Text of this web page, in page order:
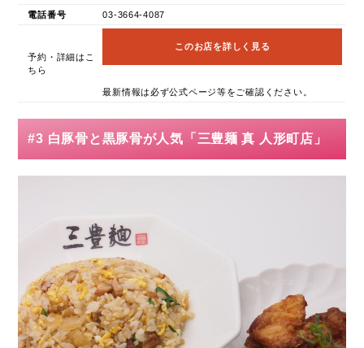
電話番号 03-3664-4087
予約・詳細はこ
ちら
このお店を詳しく見る
最新情報は必ず公式ページ等をご確認ください。
#3 白豚骨と黒豚骨が人気「三豊麺 真 人形町店」